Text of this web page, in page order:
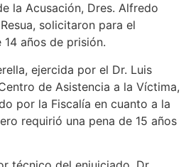
la Acusación, Dres. Alfredo
solicitaron para el
años de prisión.
ejercida por el Dr. Luis
de Asistencia a la Víctima,
por la Fiscalía en cuanto a la
requirió una pena de 15 años